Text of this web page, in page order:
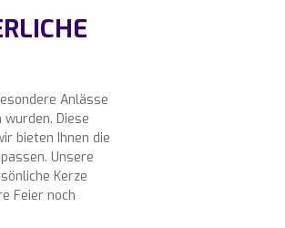
Anlässe
Diese
bieten Ihnen die
Unsere
Kerze
Feier noch